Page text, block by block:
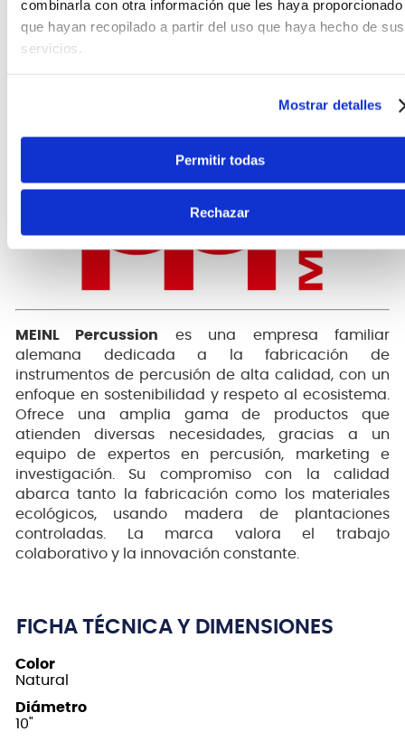
combinarla con otra información que les haya proporcionado
que hayan recopilado a partir del uso que haya hecho de sus
servicios.
Mostrar detalles
Permitir todas
Rechazar
10 pulgadas
sonajas de acero chapadas en níquel
MEINL Percussion es una empresa familiar
alemana dedicada a la fabricación de
instrumentos de percusión de alta calidad, con un
enfoque en sostenibilidad y respeto al ecosistema.
Ofrece una amplia gama de productos que
atienden diversas necesidades, gracias a un
equipo de expertos en percusión, marketing e
investigación. Su compromiso con la calidad
abarca tanto la fabricación como los materiales
ecológicos, usando madera de plantaciones
controladas. La marca valora el trabajo
colaborativo y la innovación constante.
FICHA TÉCNICA Y DIMENSIONES
Color
Natural
Diámetro
10"